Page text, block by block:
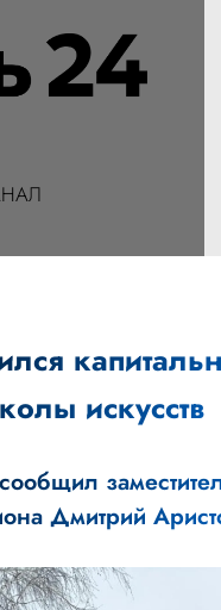
искусств
Дмитрий